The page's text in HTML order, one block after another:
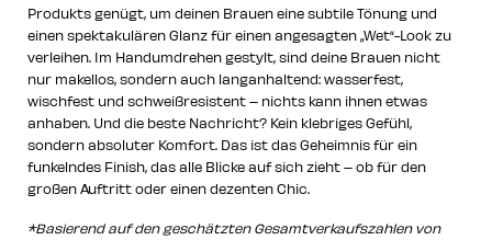
Produkts genügt, um deinen Brauen eine subtile Tönung und
einen spektakulären Glanz für einen angesagten „Wet“-Look zu
verleihen. Im Handumdrehen gestylt, sind deine Brauen nicht
nur makellos, sondern auch langanhaltend: wasserfest,
wischfest und schweißresistent – nichts kann ihnen etwas
anhaben. Und die beste Nachricht? Kein klebriges Gefühl,
sondern absoluter Komfort. Das ist das Geheimnis für ein
funkelndes Finish, das alle Blicke auf sich zieht – ob für den
großen Auftritt oder einen dezenten Chic.
*Basierend auf den geschätzten Gesamtverkaufszahlen von